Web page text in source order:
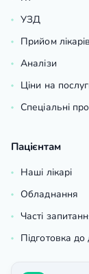
УЗД
Прийом лікарів
Аналізи
Ціни на
Спеціальні
Пацієнтам
Наші лікарі
Обладнання
Часті
Підготовка